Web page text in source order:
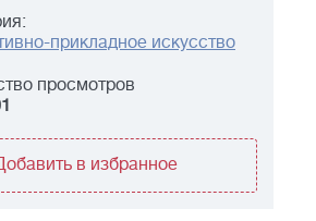
прикладное искусство
просмотров
в избранное